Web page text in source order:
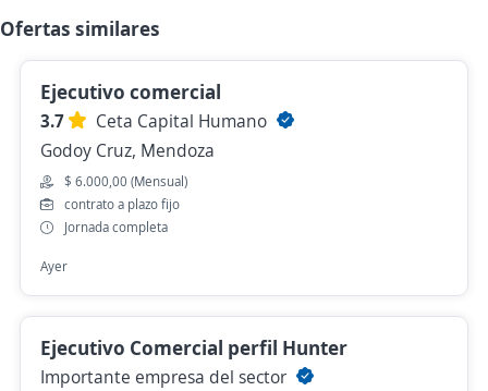
Ofertas similares
Ejecutivo comercial
3.7
Ceta Capital Humano
Godoy Cruz, Mendoza
$ 6.000,00 (Mensual)
contrato a plazo fijo
Jornada completa
Ayer
Ejecutivo Comercial perfil Hunter
Importante empresa del sector